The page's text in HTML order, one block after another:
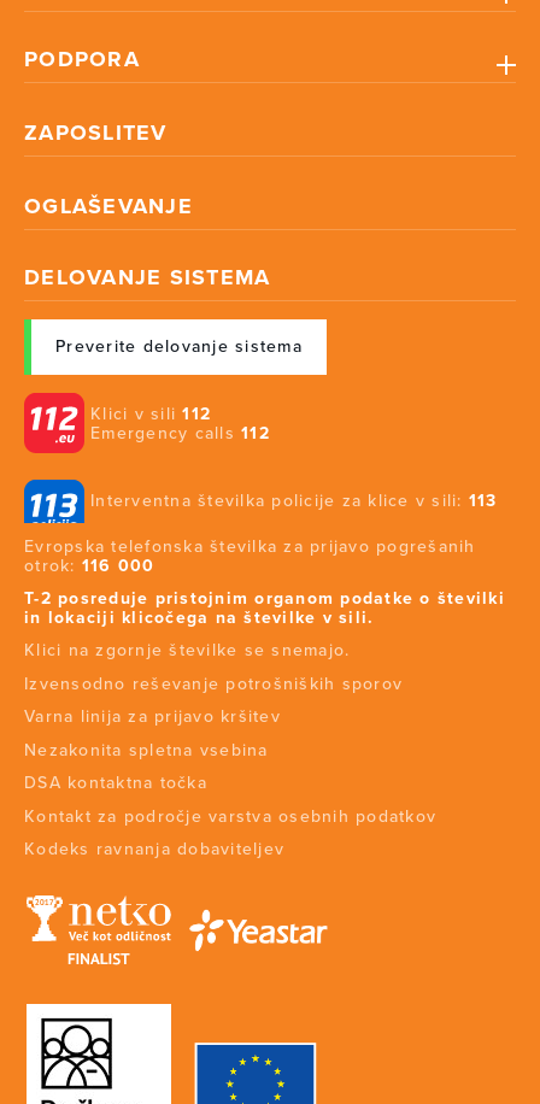
PODPORA
ZAPOSLITEV
OGLAŠEVANJE
DELOVANJE SISTEMA
Preverite delovanje sistema
Klici v sili112
Emergency calls 112
Interventna številka policije za klice v sili: 113
Evropska telefonska številka za prijavo pogrešanih
otrok: 116 000
T-2 posreduje pristojnim organom podatke o številki
in lokaciji klicočega na številke v sili.
Klici na zgornje številke se snemajo.
Izvensodno reševanje potrošniških sporov
Varna linija za prijavo kršitev
Nezakonita spletna vsebina
DSA kontaktna točka
Kontakt za področje varstva osebnih podatkov
Kodeks ravnanja dobaviteljev